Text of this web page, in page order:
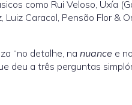
como Rui Veloso, Uxía
Caracol, Pensão Flor &
“no detalhe, na nuance e
deu a três perguntas